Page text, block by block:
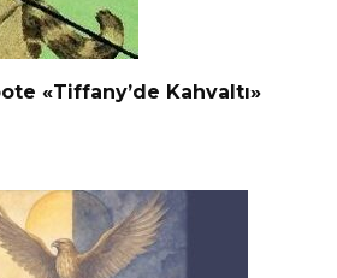
«Tiffany’de Kahvaltı»